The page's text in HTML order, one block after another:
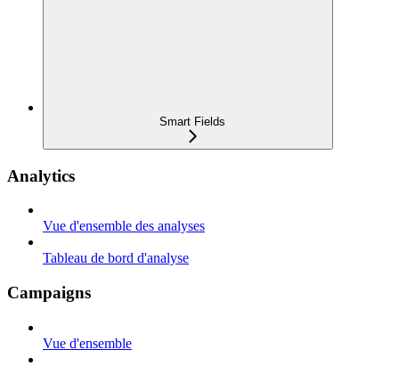
Smart Fields
Analytics
Vue d'ensemble des analyses
Tableau de bord d'analyse
Campaigns
Vue d'ensemble